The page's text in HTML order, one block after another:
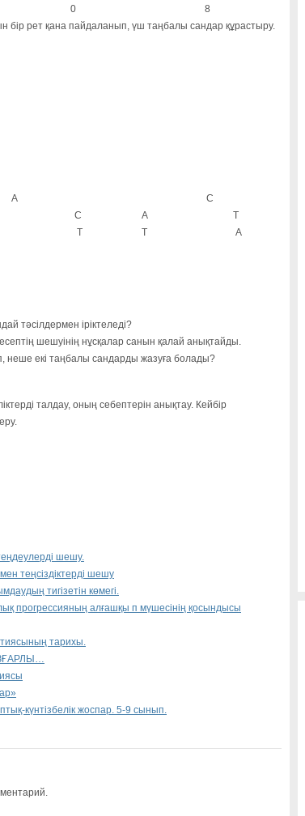
0
8
рет қана пайдаланып, үш таңбалы сандар құрастыру.
С
С А
Т
Т Т
А
тәсілдермен іріктеледі?
шешуінің нұсқалар санын қалай анықтайды.
екі таңбалы сандарды жазуға болады?
талдау, оның себептерін анықтау. Кейбір
шешу.
теңсіздіктерді шешу
тигізетін көмегі.
прогрессияның алғашқы п мүшесінің қосындысы
тарихы.
күнтізбелік жоспар. 5-9 сынып.